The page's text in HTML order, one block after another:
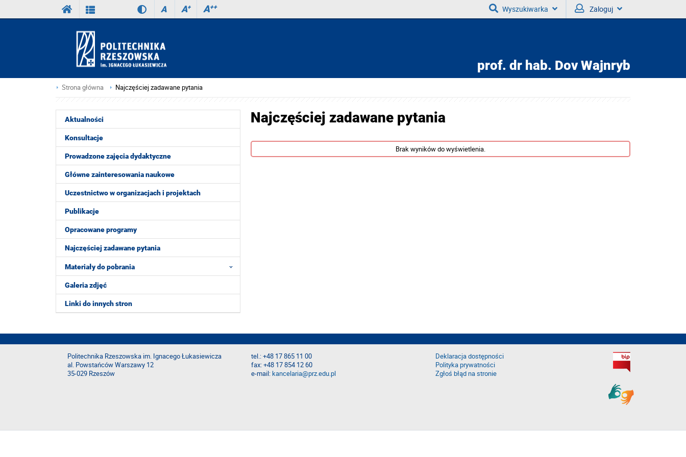
A A+ A++ Wyszukiwarka Zaloguj
prof. dr hab. Dov Wajnryb
Strona główna Najczęściej zadawane pytania
Aktualności
Konsultacje
Prowadzone zajęcia dydaktyczne
Główne zainteresowania naukowe
Uczestnictwo w organizacjach i projektach
Publikacje
Opracowane programy
Najczęściej zadawane pytania
Materiały do pobrania
Galeria zdjęć
Linki do innych stron
Najczęściej zadawane pytania
Brak wyników do wyświetlenia.
Politechnika Rzeszowska im. Ignacego Łukasiewicza
al. Powstańców Warszawy 12
35-029 Rzeszów
tel.: +48 17 865 11 00
fax: +48 17 854 12 60
e-mail:kancelaria@prz.edu.pl
Deklaracja dostępności
Polityka prywatności
Zgłoś błąd na stronie